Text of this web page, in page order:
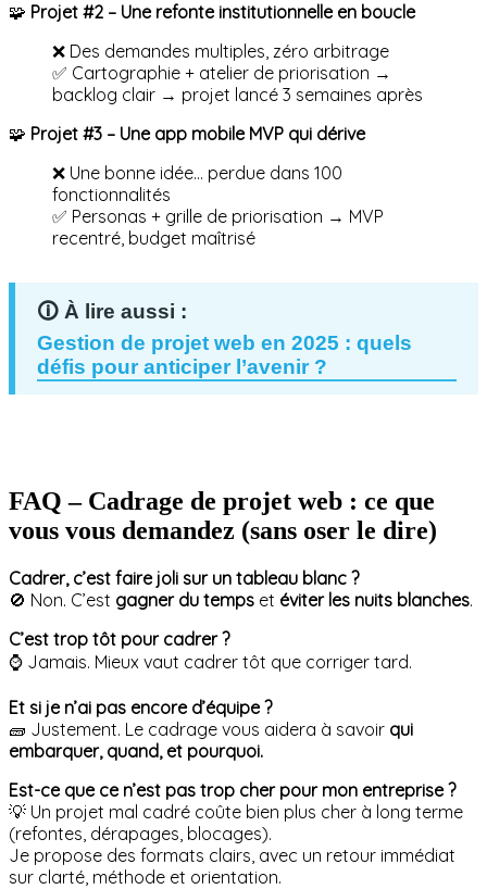
🧩 Projet #2 – Une refonte institutionnelle en boucle
❌ Des demandes multiples, zéro arbitrage
✅ Cartographie + atelier de priorisation →
backlog clair → projet lancé 3 semaines après
🧩 Projet #3 – Une app mobile MVP qui dérive
❌ Une bonne idée… perdue dans 100
fonctionnalités
✅ Personas + grille de priorisation → MVP
recentré, budget maîtrisé
Gestion de projet web en 2025 : quels
défis pour anticiper l’avenir ?
FAQ – Cadrage de projet web : ce que
vous vous demandez (sans oser le dire)
Cadrer, c’est faire joli sur un tableau blanc ?
🚫 Non. C’est gagner du temps et éviter les nuits blanches.
C’est trop tôt pour cadrer ?
⌚ Jamais. Mieux vaut cadrer tôt que corriger tard.
Et si je n’ai pas encore d’équipe ?
🧱 Justement. Le cadrage vous aidera à savoir qui
embarquer, quand, et pourquoi.
Est-ce que ce n’est pas trop cher pour mon entreprise ?
💡 Un projet mal cadré coûte bien plus cher à long terme
(refontes, dérapages, blocages).
Je propose des formats clairs, avec un retour immédiat
sur clarté, méthode et orientation.